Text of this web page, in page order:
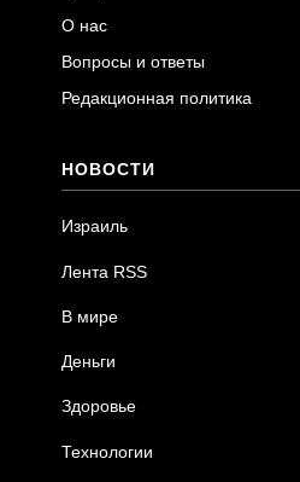
О нас
Вопросы и ответы
Редакционная политика
НОВОСТИ
Израиль
Лента RSS
В мире
Деньги
Здоровье
Технологии